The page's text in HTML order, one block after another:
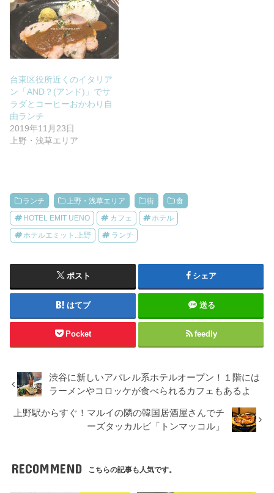
台東区役所近くのイタリア
ン「AND？(アンド)」でサ
ラダとコーヒーおかわり自
由ランチ
2019年11月23日
上野・浅草エリア
ランチ 上野・浅草エリア 街 食
HOTEL EMIT UENO カフェ ホテル
ホテルエミット.上野 ランチ
ポスト シェア
はてブ 送る
Pocket feedly
渋谷に新しいアパレル系ホテルオープン！１階には
ラーメンやコロッケが食べられるカフェもあるよ
上野駅からすぐ！マルイの隣の韓国居酒屋さんでチ
ーズタッカルビ「トンマッコル」
RECOMMEND こちらの記事も人気です。